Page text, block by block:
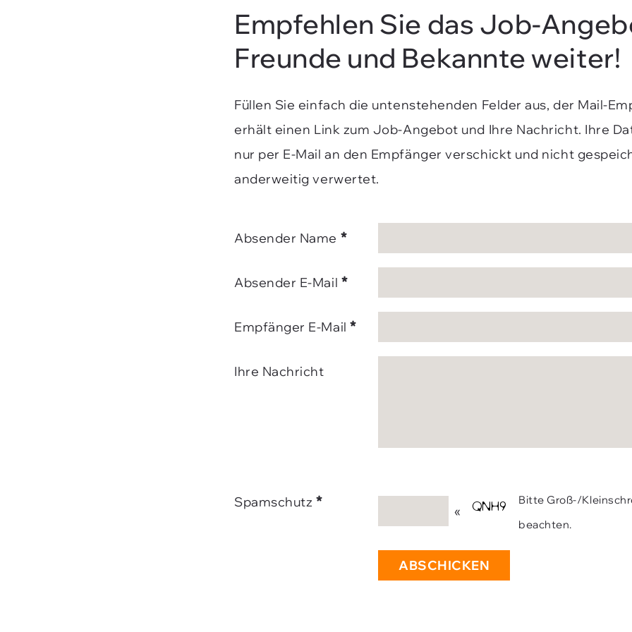
Empfehlen Sie das Job-
Freunde und Bekannte weiter!
Füllen Sie einfach die untenstehenden Felder aus, der Mail-
erhält einen Link zum Job-Angebot und Ihre Nachricht. Ihre
nur per E-Mail an den Empfänger verschickt und nicht
anderweitig verwertet.
Absender Name *
Absender E-Mail *
Empfänger E-Mail*
Ihre Nachricht
Spamschutz *
«
Bitte Groß-/
beachten.